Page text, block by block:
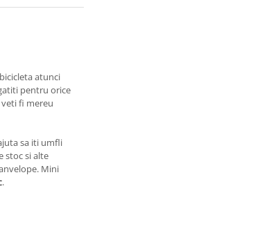
atunci
pentru orice
veti fi mereu
sa iti umfli
stoc si alte
Mini
.